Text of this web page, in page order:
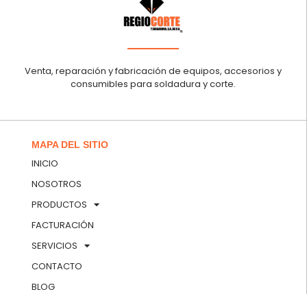
Venta, reparación y fabricación de equipos, accesorios y
consumibles para soldadura y corte.
MAPA DEL SITIO
INICIO
NOSOTROS
PRODUCTOS
FACTURACIÓN
SERVICIOS
CONTACTO
BLOG